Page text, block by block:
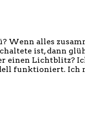
Wenn alles
ist, dann
einen Lichtblitz?
funktioniert. Ich